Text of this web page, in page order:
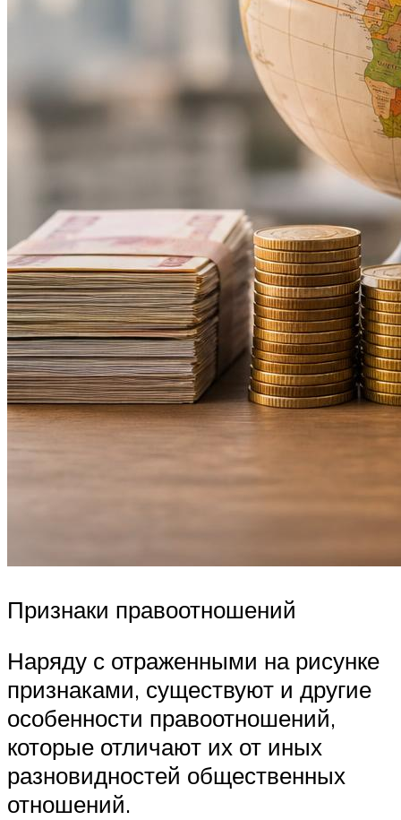
Признаки правоотношений
Наряду с отраженными на рисунке
признаками, существуют и другие
особенности правоотношений,
которые отличают их от иных
разновидностей общественных
отношений.